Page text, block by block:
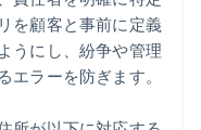
を顧客と事前に定義
うにし、紛争や管理
ラーを防ぎます。